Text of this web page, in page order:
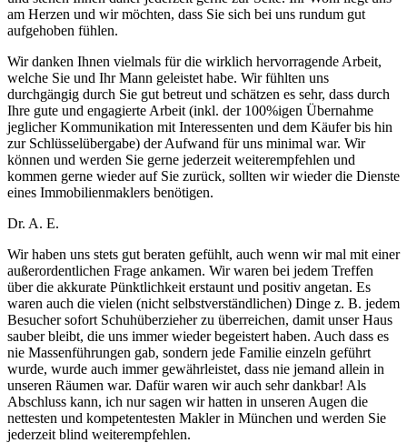
am Herzen und wir möchten, dass Sie sich bei uns rundum gut
aufgehoben fühlen.
Wir danken Ihnen vielmals für die wirklich hervorragende Arbeit,
welche Sie und Ihr Mann geleistet habe. Wir fühlten uns
durchgängig durch Sie gut betreut und schätzen es sehr, dass durch
Ihre gute und engagierte Arbeit (inkl. der 100%igen Übernahme
jeglicher Kommunikation mit Interessenten und dem Käufer bis hin
zur Schlüsselübergabe) der Aufwand für uns minimal war. Wir
können und werden Sie gerne jederzeit weiterempfehlen und
kommen gerne wieder auf Sie zurück, sollten wir wieder die Dienste
eines Immobilienmaklers benötigen.
Dr. A. E.
Wir haben uns stets gut beraten gefühlt, auch wenn wir mal mit einer
außerordentlichen Frage ankamen. Wir waren bei jedem Treffen
über die akkurate Pünktlichkeit erstaunt und positiv angetan. Es
waren auch die vielen (nicht selbstverständlichen) Dinge z. B. jedem
Besucher sofort Schuhüberzieher zu überreichen, damit unser Haus
sauber bleibt, die uns immer wieder begeistert haben. Auch dass es
nie Massenführungen gab, sondern jede Familie einzeln geführt
wurde, wurde auch immer gewährleistet, dass nie jemand allein in
unseren Räumen war. Dafür waren wir auch sehr dankbar! Als
Abschluss kann, ich nur sagen wir hatten in unseren Augen die
nettesten und kompetentesten Makler in München und werden Sie
jederzeit blind weiterempfehlen.